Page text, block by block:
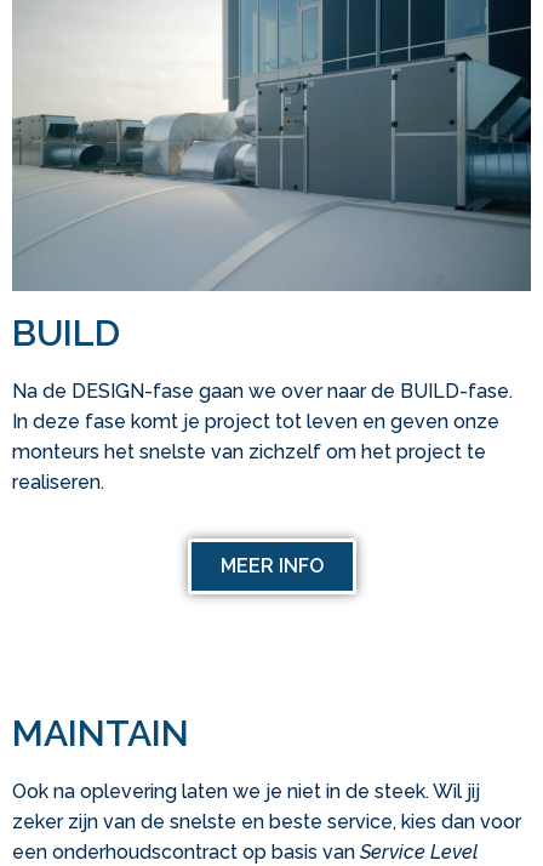
BUILD
Na de DESIGN-fase gaan we over naar de BUILD-fase.
In deze fase komt je project tot leven en geven onze
monteurs het snelste van zichzelf om het project te
realiseren.
MEER INFO
MAINTAIN
Ook na oplevering laten we je niet in de steek. Wil jij
zeker zijn van de snelste en beste service, kies dan voor
een onderhoudscontract op basis van Service Level